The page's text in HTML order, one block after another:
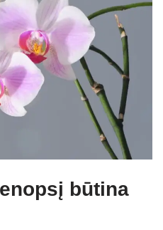
būtina